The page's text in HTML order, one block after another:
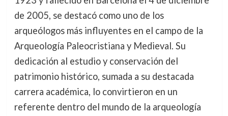
de 2005, se destacó como uno de los
arqueólogos más influyentes en el campo de la
Arqueología Paleocristiana y Medieval. Su
dedicación al estudio y conservación del
patrimonio histórico, sumada a su destacada
carrera académica, lo convirtieron en un
referente dentro del mundo de la arqueología